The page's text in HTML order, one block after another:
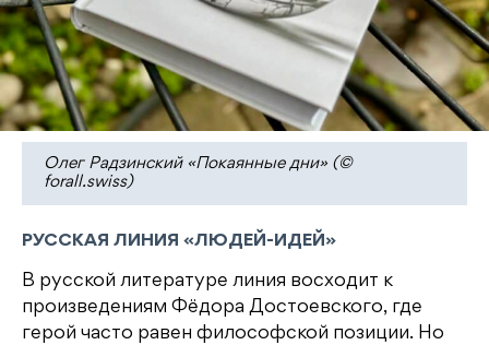
Олег Радзинский «Покаянные дни» (©
forall.swiss)
РУССКАЯ ЛИНИЯ «ЛЮДЕЙ-ИДЕЙ»
В русской литературе линия восходит к
произведениям Фёдора Достоевского, где
герой часто равен философской позиции. Но